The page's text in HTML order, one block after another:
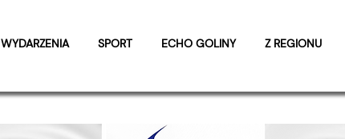
WYDARZENIA SPORT ECHO GOLINY Z REGIONU